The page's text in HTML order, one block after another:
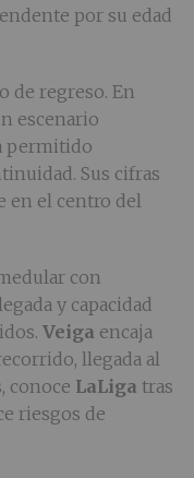
por su edad
de regreso. En
escenario
permitido
Sus cifras
en el centro del
con
y capacidad
Veiga encaja
llegada al
conoce LaLiga tras
riesgos de